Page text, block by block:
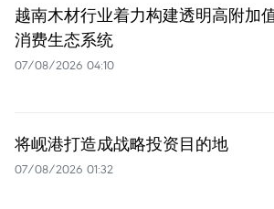
越南木材行业着力构建透明高附加
消费生态系统
07/08/2026 04:10
将岘港打造成战略投资目的地
07/08/2026 01:32